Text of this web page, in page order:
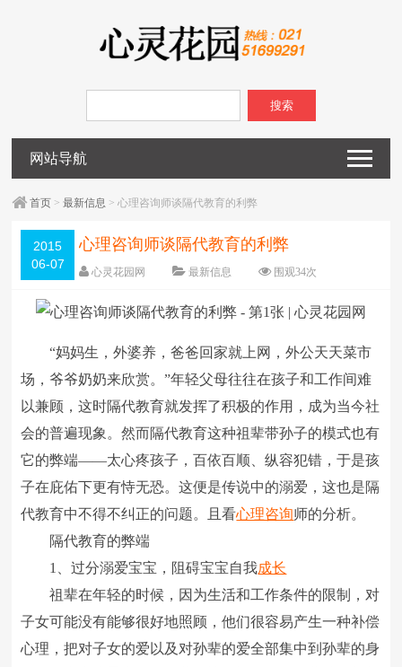
搜索
网站导航
首页 >最新信息 > 心理咨询师谈隔代教育的利弊
2015
06-07
心理咨询师谈隔代教育的利弊
心灵花园网 最新信息 围观34次
字体：大 中 小
“妈妈生，外婆养，爸爸回家就上网，外公天天菜市
场，爷爷奶奶来欣赏。”年轻父母往往在孩子和工作间难
以兼顾，这时隔代教育就发挥了积极的作用，成为当今社
会的普遍现象。然而隔代教育这种祖辈带孙子的模式也有
它的弊端――太心疼孩子，百依百顺、纵容犯错，于是孩
子在庇佑下更有恃无恐。这便是传说中的溺爱，这也是隔
代教育中不得不纠正的问题。且看心理咨询师的分析。
隔代教育的弊端
1、过分溺爱宝宝，阻碍宝宝自我成长
祖辈在年轻的时候，因为生活和工作条件的限制，对
子女可能没有能够很好地照顾，他们很容易产生一种补偿
心理，把对子女的爱以及对孙辈的爱全部集中到孙辈的身